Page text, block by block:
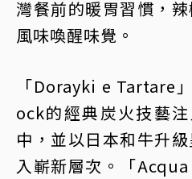
灣餐前的暖胃習慣，
風味喚醒味覺。
「Dorayki e
ock的經典炭火技藝
中，並以日本和牛升
入嶄新層次。「